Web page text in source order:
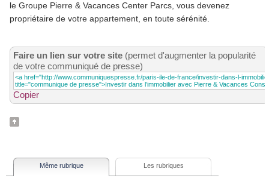
le Groupe Pierre & Vacances Center Parcs, vous devenez
propriétaire de votre appartement, en toute sérénité.
Faire un lien sur votre site (permet d'augmenter la popularité
de votre communiqué de presse)
Copier
Même rubrique Les rubriques